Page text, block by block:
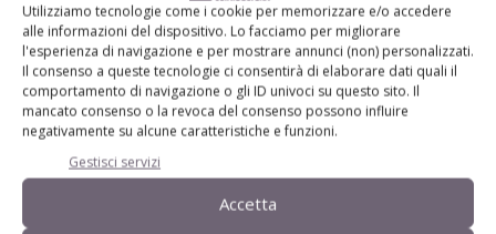
Utilizziamo tecnologie come i cookie per memorizzare e/o accedere
alle informazioni del dispositivo. Lo facciamo per migliorare
l'esperienza di navigazione e per mostrare annunci (non) personalizzati.
Il consenso a queste tecnologie ci consentirà di elaborare dati quali il
comportamento di navigazione o gli ID univoci su questo sito. Il
mancato consenso o la revoca del consenso possono influire
negativamente su alcune caratteristiche e funzioni.
Gestisci servizi
Accetta
Dalla stessa categoria
FLASH NEWS 29 Luglio 2026
Porkaméricas 2026 a
Cartagena: bilancio record
Innovazione, intelligenza artificiale, sostenibilità e apertura ai
mercati internazionali al centro di Porkaméricas 2026. Il congresso